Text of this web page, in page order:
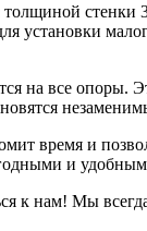
установки
на все опоры.
время и
и
к нам! Мы